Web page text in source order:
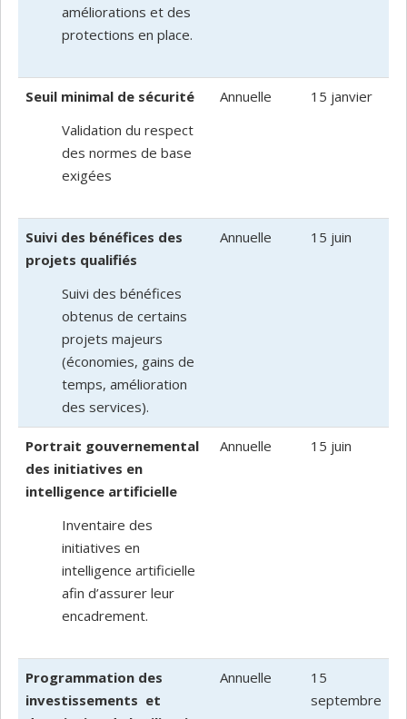
améliorations et des
protections en place.
Seuil minimal de sécurité
Validation du respect
des normes de base
exigées
Annuelle 15 janvier
Suivi des bénéfices des
projets qualifiés
Suivi des bénéfices
obtenus de certains
projets majeurs
(économies, gains de
temps, amélioration
des services).
Annuelle 15 juin
Portrait gouvernemental
des initiatives en
intelligence artificielle
Inventaire des
initiatives en
intelligence artificielle
afin d’assurer leur
encadrement.
Annuelle 15 juin
Programmation des
investissements et
Annuelle
15
septembre